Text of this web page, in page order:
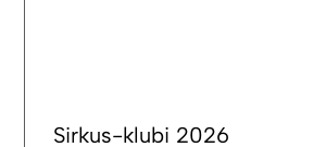
Sirkus-klubi 2026